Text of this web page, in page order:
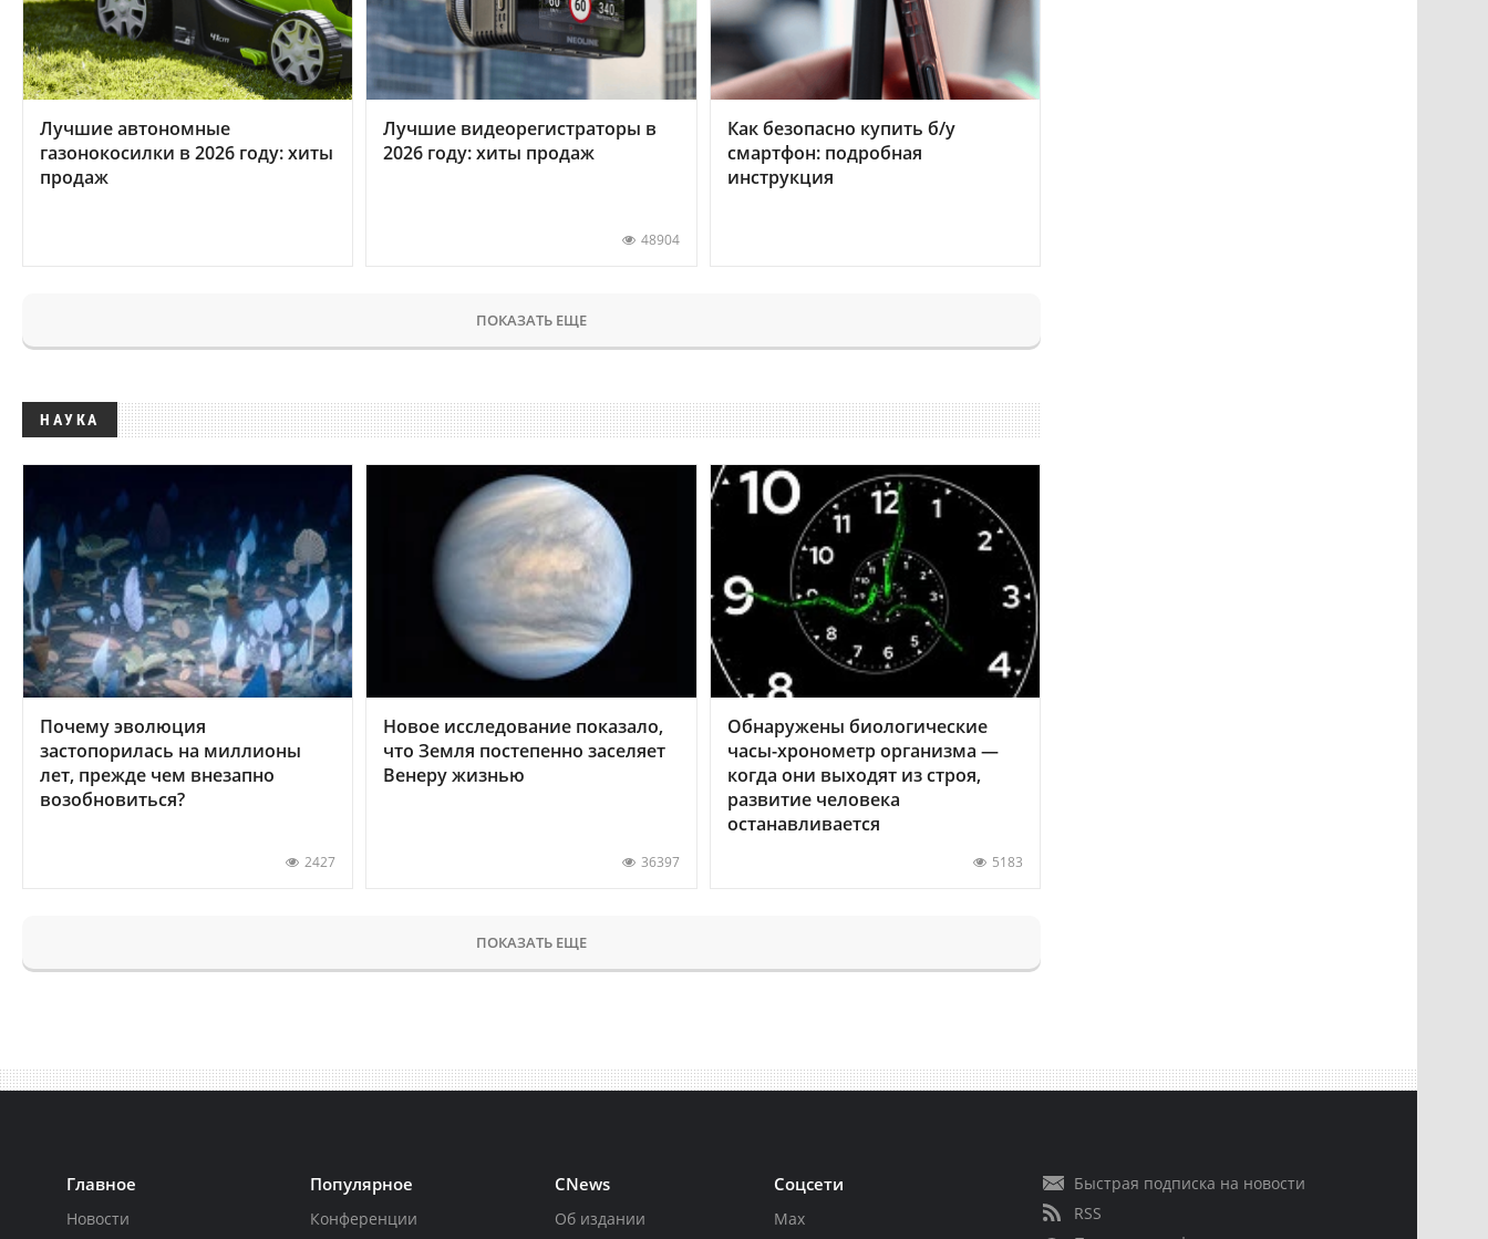
Лучшие автономные
газонокосилки в 2026 году: хиты
продаж
Лучшие видеорегистраторы в
2026 году: хиты продаж
48904
Как безопасно купить б/у
смартфон: подробная
инструкция
ПОКАЗАТЬ ЕЩЕ
НАУКА
Почему эволюция
застопорилась на миллионы
лет, прежде чем внезапно
возобновиться?
2427
Новое исследование показало,
что Земля постепенно заселяет
Венеру жизнью
36397
Обнаружены биологические
часы-хронометр организма —
когда они выходят из строя,
развитие человека
останавливается
5183
ПОКАЗАТЬ ЕЩЕ
Главное
Новости
Популярное
Конференции
CNews
Об издании
Соцсети
Max
Быстрая подписка на новости
RSS